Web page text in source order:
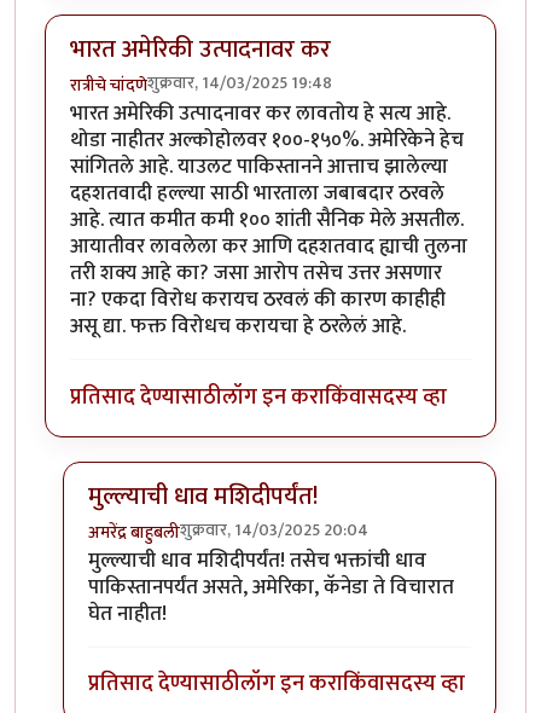
भारत अमेरिकी उत्पादनावर कर
रात्रीचे चांदणेशुक्रवार, 14/03/2025 19:48
भारत अमेरिकी उत्पादनावर कर लावतोय हे सत्य आहे.
थोडा नाहीतर अल्कोहोलवर १००-१५०%. अमेरिकेने हेच
सांगितले आहे. याउलट पाकिस्तानने आत्ताच झालेल्या
दहशतवादी हल्ल्या साठी भारताला जबाबदार ठरवले
आहे. त्यात कमीत कमी १०० शांती सैनिक मेले असतील.
आयातीवर लावलेला कर आणि दहशतवाद ह्याची तुलना
तरी शक्य आहे का? जसा आरोप तसेच उत्तर असणार
ना? एकदा विरोध करायच ठरवलं की कारण काहीही
असू द्या. फक्त विरोधच करायचा हे ठरलेलं आहे.
प्रतिसाद देण्यासाठीलॉग इन कराकिंवासदस्य व्हा
मुल्ल्याची धाव मशिदीपर्यंत!
अमरेंद्र बाहुबलीशुक्रवार, 14/03/2025 20:04
In reply toभारत अमेरिकी उत्पादनावर करby
मुल्ल्याची धाव मशिदीपर्यंत! तसेच भक्तांची धाव
पाकिस्तानपर्यंत असते, अमेरिका, कॅनेडा ते विचारात
घेत नाहीत!
प्रतिसाद देण्यासाठीलॉग इन कराकिंवासदस्य व्हा